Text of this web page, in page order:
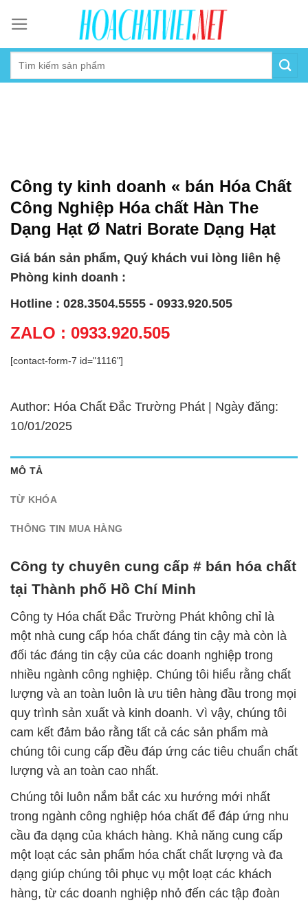
content
Công ty kinh doanh « bán Hóa Chất
Công Nghiệp Hóa chất Hàn The
Dạng Hạt Ø Natri Borate Dạng Hạt
Giá bán sản phẩm, Quý khách vui lòng liên hệ
Phòng kinh doanh :
Hotline : 028.3504.5555 - 0933.920.505
ZALO : 0933.920.505
[contact-form-7 id="1116"]
Author: Hóa Chất Đắc Trường Phát | Ngày đăng:
10/01/2025
MÔ TẢ
TỪ KHÓA
THÔNG TIN MUA HÀNG
Công ty chuyên cung cấp # bán hóa chất
tại Thành phố Hồ Chí Minh
Công ty Hóa chất Đắc Trường Phát không chỉ là
một nhà cung cấp hóa chất đáng tin cậy mà còn là
đối tác đáng tin cậy của các doanh nghiệp trong
nhiều ngành công nghiệp. Chúng tôi hiểu rằng chất
lượng và an toàn luôn là ưu tiên hàng đầu trong mọi
quy trình sản xuất và kinh doanh. Vì vậy, chúng tôi
cam kết đảm bảo rằng tất cả các sản phẩm mà
chúng tôi cung cấp đều đáp ứng các tiêu chuẩn chất
lượng và an toàn cao nhất.
Chúng tôi luôn nắm bắt các xu hướng mới nhất
trong ngành công nghiệp hóa chất để đáp ứng nhu
cầu đa dạng của khách hàng. Khả năng cung cấp
một loạt các sản phẩm hóa chất chất lượng và đa
dạng giúp chúng tôi phục vụ một loạt các khách
hàng, từ các doanh nghiệp nhỏ đến các tập đoàn